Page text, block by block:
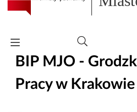
BIP MJO -
Pracy w Krakowie